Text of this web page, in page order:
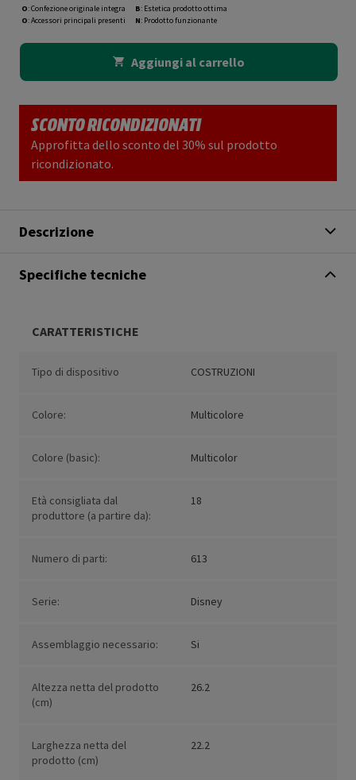
O: Confezione originale integra
O: Accessori principali presenti
B: Estetica prodotto ottima
N: Prodotto funzionante
Aggiungi al carrello
SCONTO RICONDIZIONATI
Approfitta dello sconto del 30% sul prodotto
ricondizionato.
Descrizione
Specifiche tecniche
CARATTERISTICHE
Tipo di dispositivo COSTRUZIONI
Colore: Multicolore
Colore (basic): Multicolor
Età consigliata dal
produttore (a partire da):
18
Numero di parti: 613
Serie: Disney
Assemblaggio necessario: Si
Altezza netta del prodotto
(cm)
26.2
Larghezza netta del
prodotto (cm)
22.2